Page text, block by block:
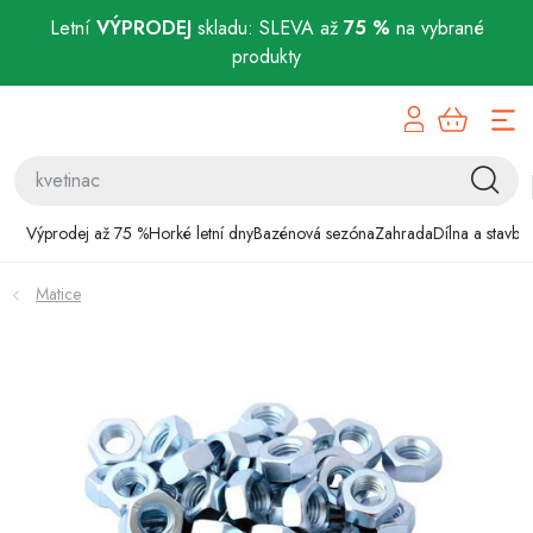
Letní VÝPRODEJskladu: SLEVA až 75 % na vybrané
produkty
Výprodej až 75 %Horké letní dnyBazénová sezónaZahradaDílna a stavba
Bazénová sezóna
Zahrada
Chovatelské potřeby
Matice